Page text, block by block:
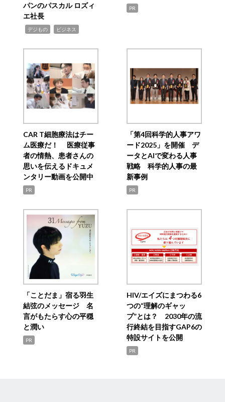
パンのパスカル ロズィ
エ社長
デジもの ビジネス
PR
CAR T細胞療法はチー
ム医療だ！ 医療従事
者の情熱、患者さんの
思いを伝えるドキュメ
ンタリー動画を公開中
PR
「第4回科学的人事アワ
ード2025」を開催 デ
ータとAIで変わる人事
戦略 科学的人事の最
新事例
PR
「ことだま」宿る羽生
結弦のメッセージ 名
言がもたらす心の平穏
と潤い
PR
HIV/エイズにまつわる6
つの“理解のギャッ
プ”とは？ 2030年の流
行終結を目指すGAP6の
特設サイトを公開
PR